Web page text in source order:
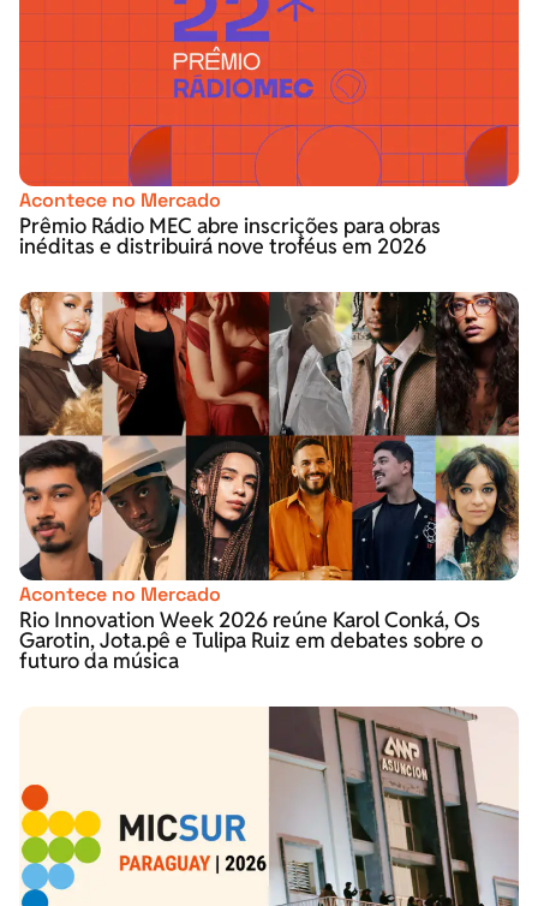
Acontece no Mercado
Prêmio Rádio MEC abre inscrições para obras
inéditas e distribuirá nove troféus em 2026
Acontece no Mercado
Rio Innovation Week 2026 reúne Karol Conká, Os
Garotin, Jota.pê e Tulipa Ruiz em debates sobre o
futuro da música